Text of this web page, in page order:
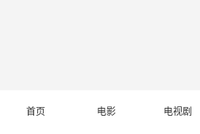
首页 电影 电视剧